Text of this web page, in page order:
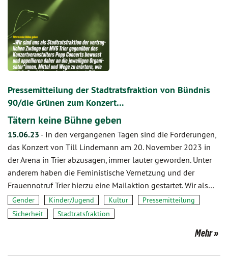
Pressemitteilung der Stadtratsfraktion von Bündnis
90/die Grünen zum Konzert…
Tätern keine Bühne geben
15.06.23 - In den vergangenen Tagen sind die Forderungen,
das Konzert von Till Lindemann am 20. November 2023 in
der Arena in Trier abzusagen, immer lauter geworden. Unter
anderem haben die Feministische Vernetzung und der
Frauennotruf Trier hierzu eine Mailaktion gestartet. Wir als…
Gender Kinder/Jugend Kultur
Pressemitteilung
Sicherheit
Stadtratsfraktion
Mehr